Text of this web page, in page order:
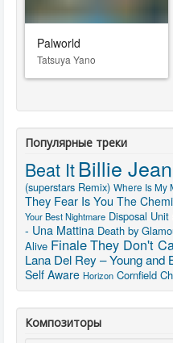
Palworld
Tatsuya Yano
Популярные треки
Beat ItBillie Jean
(superstars Remix) Where Is My
They Fear Is You The
Your Best Nightmare Disposal
- Una Mattina Death by
Alive FinaleThey Don't
Lana Del Rey – Young and
Self Aware Horizon Cornfield
Композиторы